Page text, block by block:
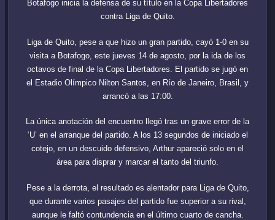
Botafogo inicia la defensa de su título en la Copa Libertadores
contra Liga de Quito.
Liga de Quito, pese a que hizo un gran partido, cayó 1-0 en su
visita a Botafogo, este jueves 14 de agosto, por la ida de los
octavos de final de la Copa Libertadores. El partido se jugó en
el Estadio Olímpico Nilton Santos, en Río de Janeiro, Brasil, y
arrancó a las 17:00.
La única anotación del encuentro llegó tras un grave error de la
‘U’ en el arranque del partido. A los 13 segundos de iniciado el
cotejo, en un descuido defensivo, Arthur apareció solo en el
área para disprar y marcar el tanto del triunfo.
Pese a la derrota, el resultado es alentador para Liga de Quito,
que durante varios pasajes del partido fue superior a su rival,
aunque le faltó contundencia en el último cuarto de cancha.